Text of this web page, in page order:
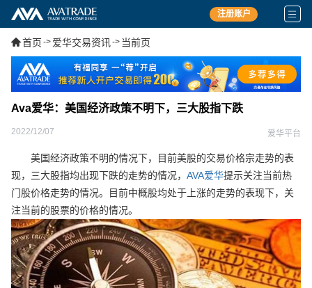
注册账户
首页 -> 爱华交易资讯 -> 当前页
Ava爱华：美国经济政策不明下，三大股指下跌
2022/12/07 爱华平台
美国经济政策不明的情况下，目前美股的交易价格宗走势的表
现，三大股指均出现下跌的走势的情况， AVA爱华提示关注当前热
门股价格走势的情况。目前中概股均处于上涨的走势的表现下，关
注当前的股票的价格的情况。